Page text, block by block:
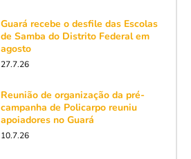
Guará recebe o desfile das Escolas
de Samba do Distrito Federal em
agosto
27.7.26
Reunião de organização da pré-
campanha de Policarpo reuniu
apoiadores no Guará
10.7.26